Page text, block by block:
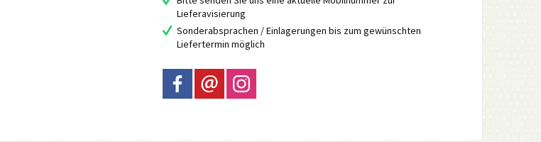
Lieferavisierung
Sonderabsprachen / Einlagerungen bis zum gewünschten
Liefertermin möglich